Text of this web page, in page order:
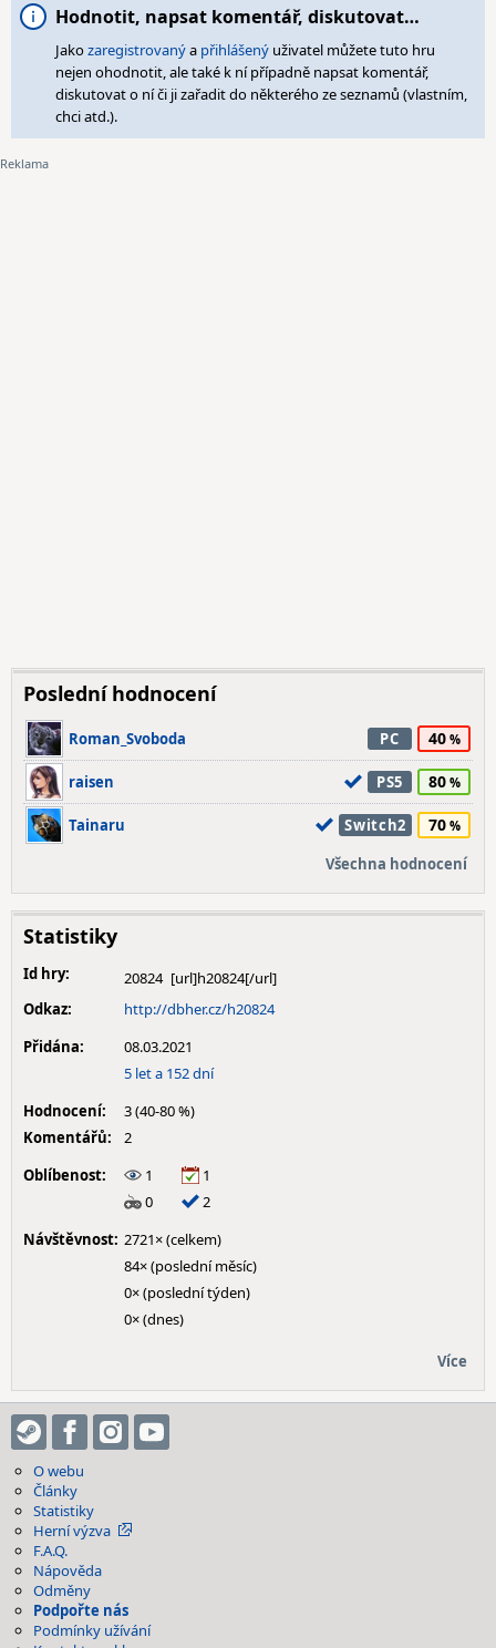
Hodnotit, napsat komentář, diskutovat…
Jakozaregistrovanýa přihlášený uživatel můžete tuto hru
nejen ohodnotit, ale také k ní případně napsat komentář,
diskutovat o ní či ji zařadit do některého ze seznamů (vlastním,
chci atd.).
Poslední hodnocení
Roman_Svoboda PC 40
raisen PS5 80
Tainaru Switch2 70
Všechna hodnocení
Statistiky
Id hry:
20824
Odkaz:
http://dbher.cz/h20824
Přidána:
08.03.2021
5 let a 152 dní
Hodnocení:
3 (40-80 %)
Komentářů:
2
Oblíbenost:
1
1
0
2
Návštěvnost: 2721× (celkem)
84× (poslední měsíc)
0× (poslední týden)
0× (dnes)
Více
O webu
Články
Statistiky
Herní výzva
F.A.Q.
Nápověda
Odměny
Podpořte nás
Podmínky užívání